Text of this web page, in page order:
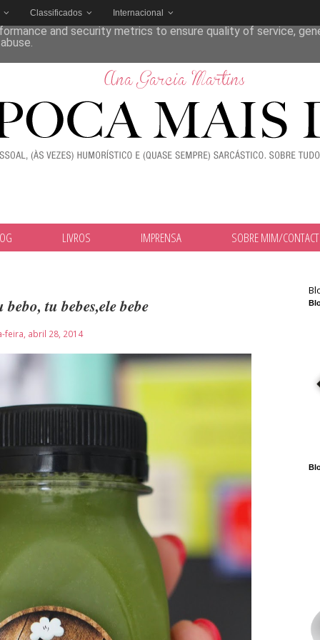
Classificados Internacional
LIVROS IMPRENSA SOBRE MIM/
tu bebes,ele bebe
feira, abril 28, 2014
its services and to analyze traffic. Your IP address and
and security metrics to ensure quality of service,